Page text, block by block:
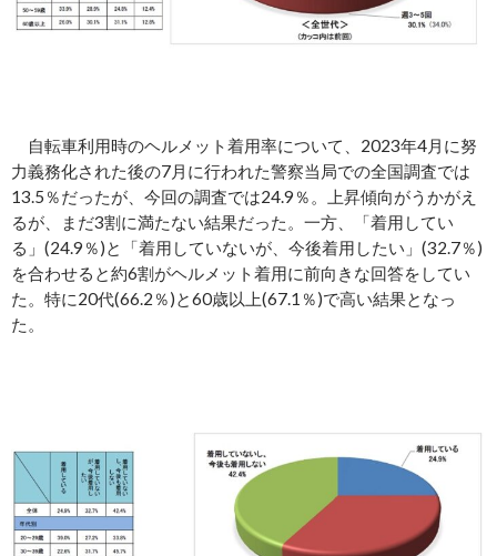
自転車利用時のヘルメット着用率について、2023年4月に努
力義務化された後の7月に行われた警察当局での全国調査では
13.5％だったが、今回の調査では24.9％。上昇傾向がうかがえ
るが、まだ3割に満たない結果だった。一方、「着用してい
る」(24.9％)と「着用していないが、今後着用したい」(32.7％)
を合わせると約6割がヘルメット着用に前向きな回答をしてい
た。特に20代(66.2％)と60歳以上(67.1％)で高い結果となっ
た。